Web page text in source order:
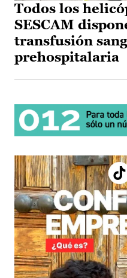
Todos los
SESCAM
transfusión
prehospitalaria